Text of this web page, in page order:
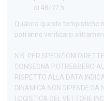
di 48/72 h.
Qualora queste tempistiche
potranno verificarsi
N.B. PER SPEDIZIONI
CONSEGNA POTREBBERO
RISPETTO ALLA DATA
DINAMICA NON DIPENDE DA
LOGISTICA DEL VETTORE